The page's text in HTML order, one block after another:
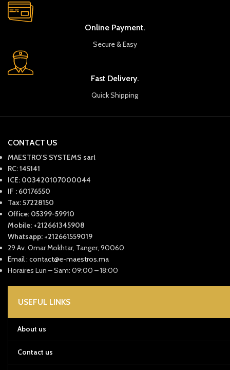
Online Payment.
Secure & Easy
Fast Delivery.
Quick Shipping
CONTACT US
MAESTRO'S SYSTEMS sarl
RC: 145141
ICE: 003420107000044
IF : 60176550
Tax: 57228150
Office: 05399-59910
Mobile: +212661345908
Whatsapp: +212661559019
29 Av. Omar Mokhtar, Tanger, 90060
Email : contact@e-maestros.ma
Horaires Lun – Sam: 09:00 – 18:00
USEFUL LINKS
About us
Contact us